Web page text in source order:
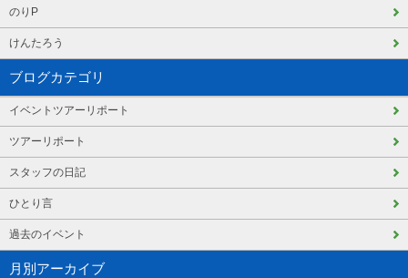
のりP
けんたろう
ブログカテゴリ
イベントツアーリポート
ツアーリポート
スタッフの日記
ひとり言
過去のイベント
月別アーカイブ